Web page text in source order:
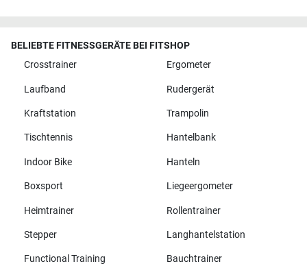
BELIEBTE FITNESSGERÄTE BEI FITSHOP
Crosstrainer
Ergometer
Laufband Rudergerät
Kraftstation Trampolin
Tischtennis Hantelbank
Indoor Bike Hanteln
Boxsport Liegeergometer
Heimtrainer Rollentrainer
Stepper Langhantelstation
Functional Training Bauchtrainer